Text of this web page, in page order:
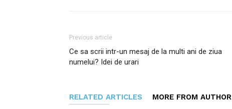
Previous article
Ce sa scrii intr-un mesaj de la multi ani de ziua
numelui? Idei de urari
RELATED ARTICLES MORE FROM AUTHOR